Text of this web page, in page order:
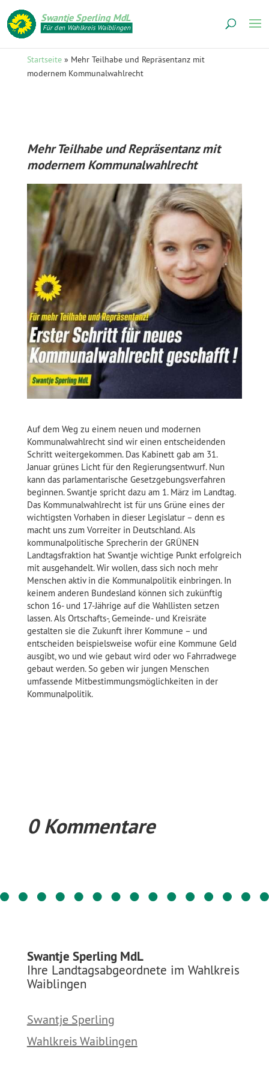
Swantje Sperling MdL
Für den Wahlkreis Waiblingen
Startseite» Mehr Teilhabe und Repräsentanz mit
modernem Kommunalwahlrecht
Mehr Teilhabe und Repräsentanz mit
modernem Kommunalwahlrecht
Auf dem Weg zu einem neuen und modernen
Kommunalwahlrecht sind wir einen entscheidenden
Schritt weitergekommen. Das Kabinett gab am 31.
Januar grünes Licht für den Regierungsentwurf. Nun
kann das parlamentarische Gesetzgebungsverfahren
beginnen. Swantje spricht dazu am 1. März im Landtag.
Das Kommunalwahlrecht ist für uns Grüne eines der
wichtigsten Vorhaben in dieser Legislatur – denn es
macht uns zum Vorreiter in Deutschland. Als
kommunalpolitische Sprecherin der GRÜNEN
Landtagsfraktion hat Swantje wichtige Punkt erfolgreich
mit ausgehandelt. Wir wollen, dass sich noch mehr
Menschen aktiv in die Kommunalpolitik einbringen. In
keinem anderen Bundesland können sich zukünftig
schon 16- und 17-Jährige auf die Wahllisten setzen
lassen. Als Ortschafts-, Gemeinde- und Kreisräte
gestalten sie die Zukunft ihrer Kommune – und
entscheiden beispielsweise wofür eine Kommune Geld
ausgibt, wo und wie gebaut wird oder wo Fahrradwege
gebaut werden. So geben wir jungen Menschen
umfassende Mitbestimmungsmöglichkeiten in der
Kommunalpolitik.
0 Kommentare
Swantje Sperling MdL
Ihre Landtagsabgeordnete im Wahlkreis
Waiblingen
Swantje Sperling
Wahlkreis Waiblingen